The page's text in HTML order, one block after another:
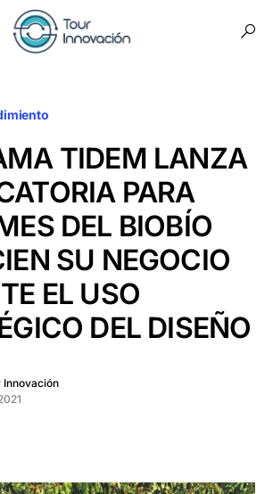
TIDEM LANZA
PARA
DEL BIOBÍO
SU NEGOCIO
EL USO
DEL DISEÑO
Innovación